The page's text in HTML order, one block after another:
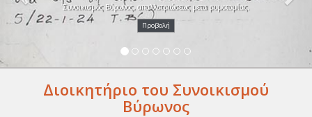
Συνοικισμός Βύρωνος, απαλλοτριώσεως μετα ρυμοτομίας.
Προβολή
Διοικητήριο του Συνοικισμού
Βύρωνος